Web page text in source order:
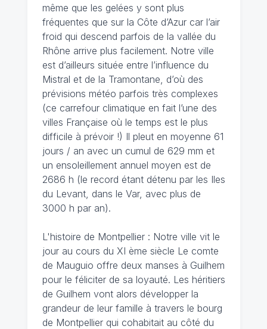
même que les gelées y sont plus
fréquentes que sur la Côte d’Azur car l’air
froid qui descend parfois de la vallée du
Rhône arrive plus facilement. Notre ville
est d’ailleurs située entre l’influence du
Mistral et de la Tramontane, d’où des
prévisions météo parfois très complexes
(ce carrefour climatique en fait l’une des
villes Française où le temps est le plus
difficile à prévoir !) Il pleut en moyenne 61
jours / an avec un cumul de 629 mm et
un ensoleillement annuel moyen est de
2686 h (le record étant détenu par les Iles
du Levant, dans le Var, avec plus de
3000 h par an).
L'histoire de Montpellier : Notre ville vit le
jour au cours du XI ème siècle Le comte
de Mauguio offre deux manses à Guilhem
pour le féliciter de sa loyauté. Les héritiers
de Guilhem vont alors développer la
grandeur de leur famille à travers le bourg
de Montpellier qui cohabitait au côté du